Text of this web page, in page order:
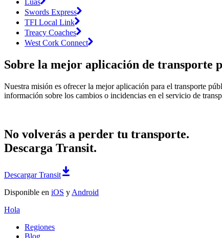
Swords Express
TFI Local Link
Treacy Coaches
West Cork Connect
Sobre la mejor aplicación de transporte
Nuestra misión es ofrecer la mejor aplicación para el transporte
información sobre los cambios o incidencias en el servicio de
No volverás a perder tu transporte.
Descarga Transit.
Descargar Transit
Disponible en iOS y Android
Hola
Regiones